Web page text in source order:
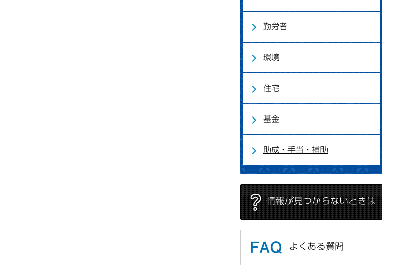
勤労者
環境
住宅
基金
助成・手当・補助
情報が見つからないときは
よくある質問